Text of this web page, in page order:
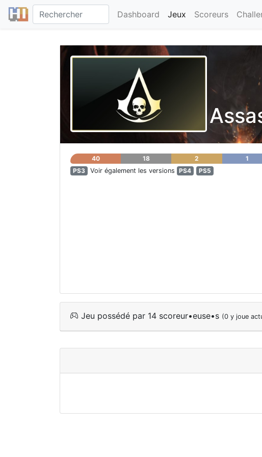
Dashboard Jeux Scoreurs
40 18 2
1
PS3
Voir également les versions PS4 PS5
Jeu possédé par 14 scoreur•euse•s (0 y joue